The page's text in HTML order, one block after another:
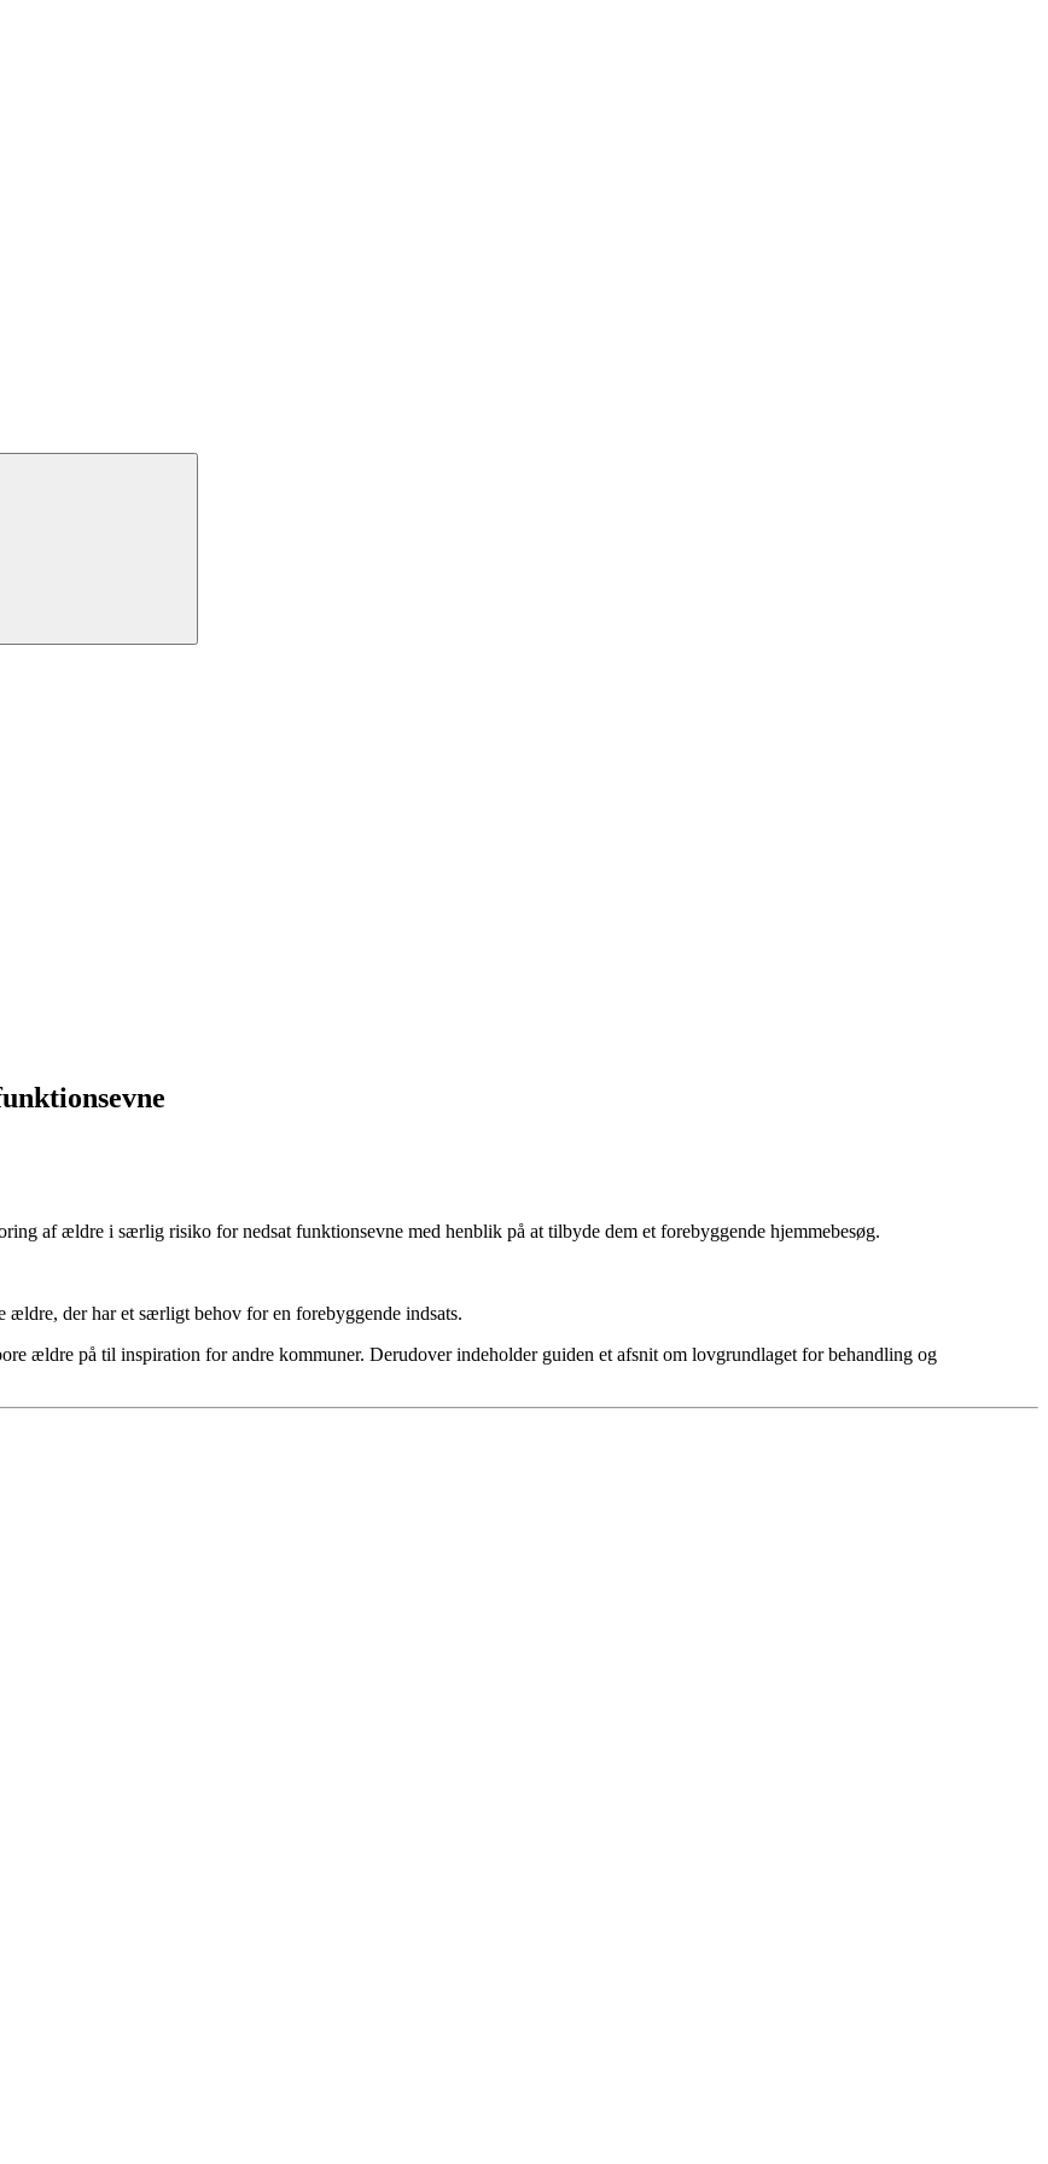
af ældre i særlig risiko for nedsat funktionsevne med henblik på at tilbyde dem et forebyggende hjemmebesøg.
der har et særligt behov for en forebyggende indsats.
ældre på til inspiration for andre kommuner. Derudover indeholder guiden et afsnit om lovgrundlaget for behandling og